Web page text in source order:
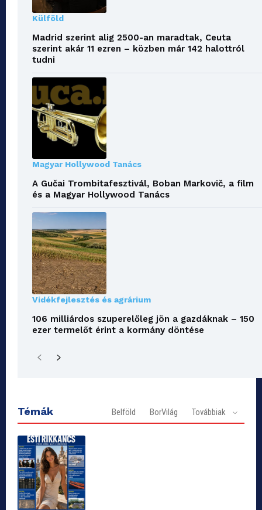
Külföld
Madrid szerint alig 2500-an maradtak, Ceuta
szerint akár 11 ezren – közben már 142 halottról
tudni
Magyar Hollywood Tanács
A Gučai Trombitafesztivál, Boban Markovič, a film
és a Magyar Hollywood Tanács
Vidékfejlesztés és agrárium
106 milliárdos szuperelőleg jön a gazdáknak – 150
ezer termelőt érint a kormány döntése
Témák Belföld BorVilág Továbbiak